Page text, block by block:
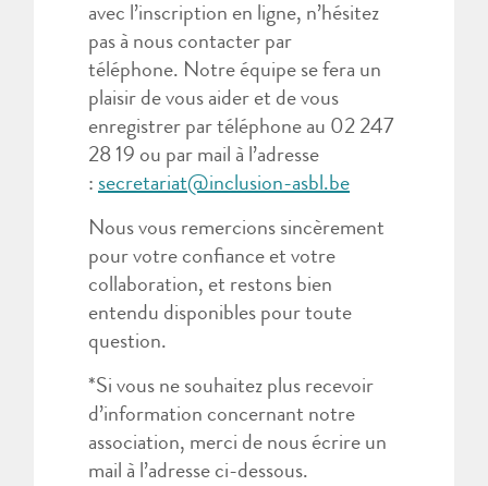
avec l’inscription en ligne, n’hésitez
pas à nous contacter par
téléphone. Notre équipe se fera un
plaisir de vous aider et de vous
enregistrer par téléphone au 02 247
28 19 ou par mail à l’adresse
: secretariat@inclusion-asbl.be
Nous vous remercions sincèrement
pour votre confiance et votre
collaboration, et restons bien
entendu disponibles pour toute
question.
*Si vous ne souhaitez plus recevoir
d’information concernant notre
association, merci de nous écrire un
mail à l’adresse ci-dessous.